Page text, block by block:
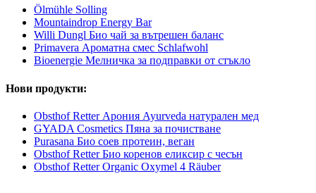
Ölmühle Solling
Mountaindrop Energy Bar
Willi Dungl Био чай за вътрешен баланс
Primavera Ароматна смес Schlafwohl
Bioenergie Мелничка за подправки от стъкло
Нови продукти:
Obsthof Retter Арония Ayurveda натурален мед
GYADA Cosmetics Пяна за почистване
Purasana Био соев протеин, веган
Obsthof Retter Био коренов еликсир с чесън
Obsthof Retter Organic Oxymel 4 Räuber